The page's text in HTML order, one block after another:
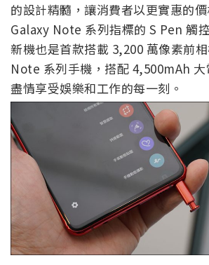
的設計精髓，讓消費者以更實惠的
Galaxy Note 系列指標的 S Pen 觸
新機也是首款搭載 3,200 萬像素前
Note 系列手機，搭配 4,500mAh
盡情享受娛樂和工作的每一刻。